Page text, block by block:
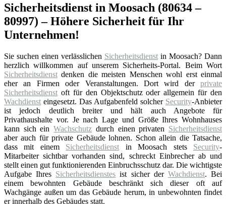
Sicherheitsdienst in Moosach (80634 –
80997) – Höhere Sicherheit für Ihr
Unternehmen!
Sie suchen einen verlässlichen Sicherheitsdienst in Moosach? Dann
herzlich willkommen auf unserem Sicherheits-Portal. Beim Wort
Sicherheitsdienst denken die meisten Menschen wohl erst einmal
eher an Firmen oder Veranstaltungen. Dort wird der private
Sicherheitsdienst oft für den Objektschutz oder allgemein für den
Wachdienst eingesetzt. Das Aufgabenfeld solcher Security-Anbieter
ist jedoch deutlich breiter und hält auch Angebote für
Privathaushalte vor. Je nach Lage und Größe Ihres Wohnhauses
kann sich einWachschutz durch einen privaten Sicherheitsdienst
aber auch für private Gebäude lohnen. Schon allein die Tatsache,
dass mit einem Sicherheitsdienst in Moosach stets Security-
Mitarbeiter sichtbar vorhanden sind, schreckt Einbrecher ab und
stellt einen gut funktionierenden Einbruchsschutz dar. Die wichtigste
Aufgabe Ihres Sicherheitsdienstes ist sicher der Wachdienst. Bei
einem bewohnten Gebäude beschränkt sich dieser oft auf
Wachgänge außen um das Gebäude herum, in unbewohnten findet
er innerhalb des Gebäudes statt.